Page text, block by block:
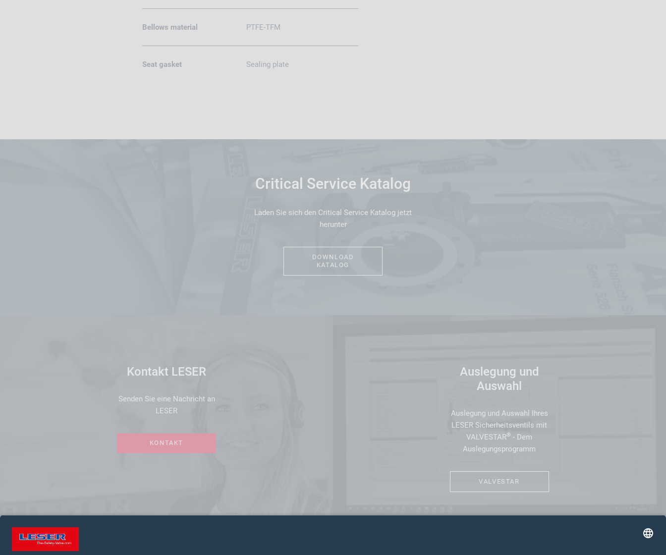
Bellows material PTFE-TFM
Seat gasket Sealing plate
Critical Service Katalog
Laden Sie sich den Critical Service Katalog jetzt
herunter
DOWNLOAD
KATALOG
Kontakt LESER
Senden Sie eine Nachricht an
LESER
KONTAKT
Auslegung und
Auswahl
Auslegung und Auswahl Ihres
LESER Sicherheitsventils mit
VALVESTAR® - Dem
Auslegungsprogramm
VALVESTAR